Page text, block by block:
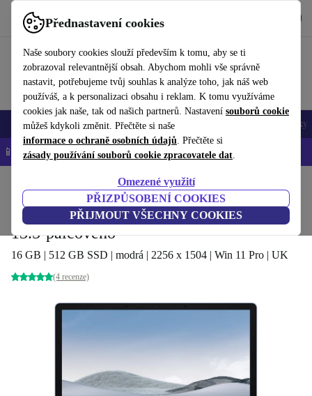
Přednastavení cookies
Naše soubory cookies slouží především k tomu, aby se ti
zobrazoval relevantnější obsah. Abychom mohli vše správně
nastavit, potřebujeme tvůj souhlas k analýze toho, jak náš web
používáš, a k personalizaci obsahu i reklam. K tomu využíváme
cookies jak naše, tak od našich partnerů. Nastavení souborů cookie
můžeš kdykoli změnit. Přečtěte si naše
informace o ochraně osobních údajů. Přečtěte si
zásady používání souborů cookie zpracovatele dat.
Omezené využití
PŘIZPŮSOBENÍ COOKIES
PŘIJMOUT VŠECHNY COOKIES
Používejte refurbed rychle a snadno
Mobily a smartphony Notebooky Tablety Doplňky
📱 -5 % NAVÍC na všechny iPhony – kód: IPHONEDEAL-
Notebooky Notebooky Microsoft
Microsoft Surface Laptop 4 | i5-1135G7 |
13.5-palcového
16 GB | 512 GB SSD | modrá | 2256 x 1504 | Win 11 Pro | UK
(4 recenze)